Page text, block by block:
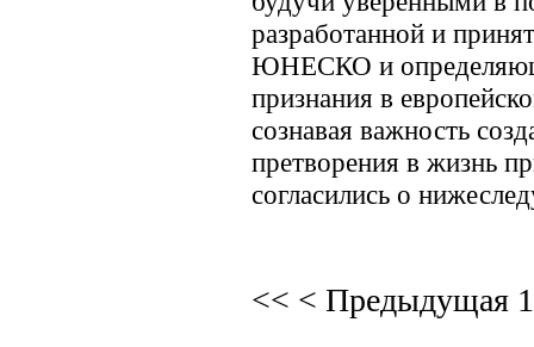
разработанной и
ЮНЕСКО и
признания в
сознавая важность
претворения в жизнь
согласились о
<< < Предыдущая 1